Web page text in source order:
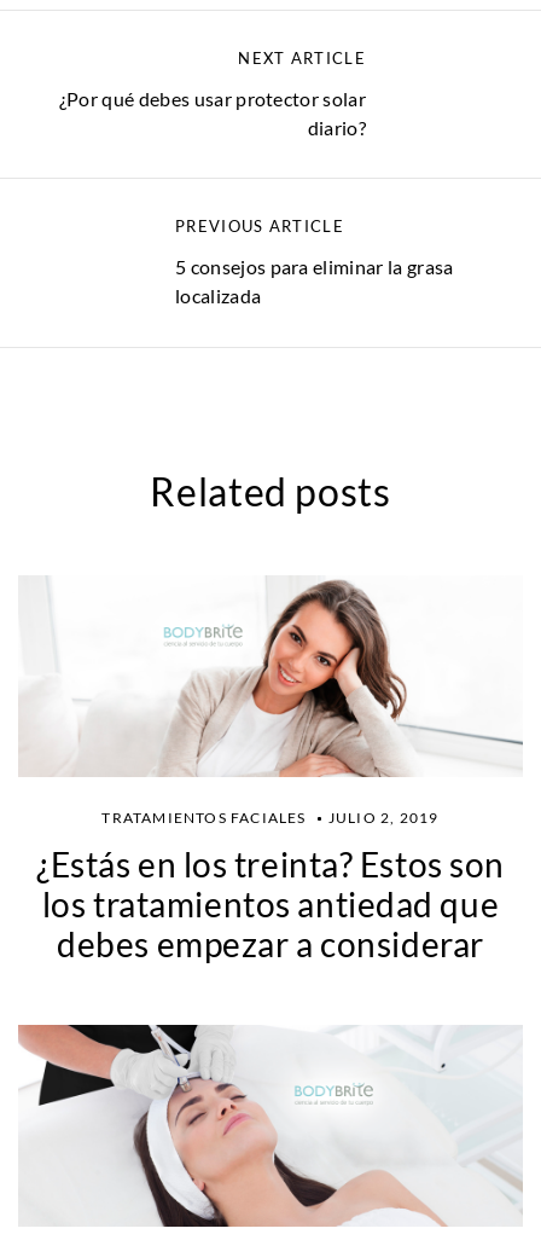
PREVIOUS ARTICLE
5 consejos para eliminar la grasa
localizada
NEXT ARTICLE
¿Por qué debes usar protector solar
diario?
Related posts
TRATAMIENTOS FACIALES JULIO 2, 2019
¿Estás en los treinta? Estos son
los tratamientos antiedad que
debes empezar a considerar